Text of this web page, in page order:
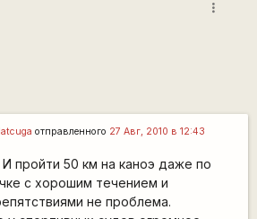
more_vert
отправленного 27 Авг, 2010 в 12:43
И пройти 50 км на каноэ даже по
с хорошим течением и
не проблема.